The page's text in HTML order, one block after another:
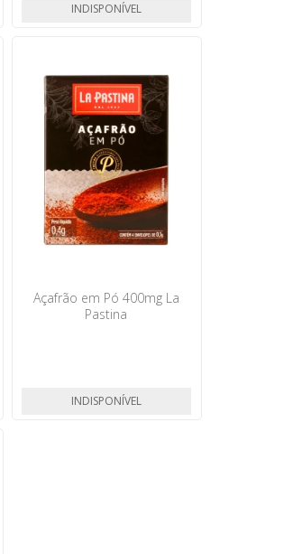
INDISPONÍVEL
Açafrão em Pó 400mg La
Pastina
INDISPONÍVEL